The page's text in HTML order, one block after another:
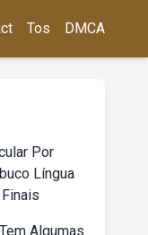
Tos DMCA
Por
Língua
Algumas